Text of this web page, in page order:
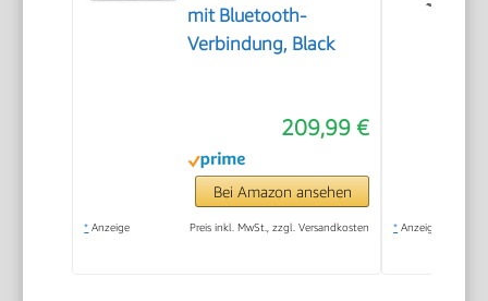
mit Bluetooth-
Verbindung, Black
209,99 €
Bei Amazon ansehen
* Anzeige Preis inkl. MwSt., zzgl. Versandkosten * Anzeige